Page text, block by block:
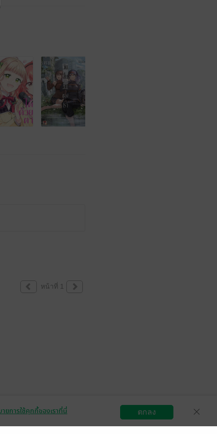
หน้าที่ 1
สมัครขายอีบุ๊ก วิธีการใช้งาน
ายการใช้คุกกี้ของเราที่นี่ ตกลง